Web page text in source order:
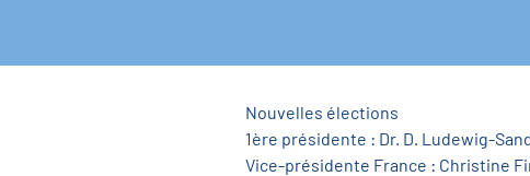
Nouvelles élections
1ère présidente : Dr. D. Ludewig-
Vice-présidente France : Christine